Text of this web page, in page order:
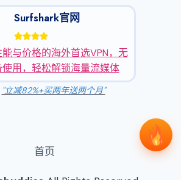
Surfshark官网
与价格的海外首选VPN，无
使用，轻松解锁海量流媒体
"立减82%+买两年送两个月"
首页